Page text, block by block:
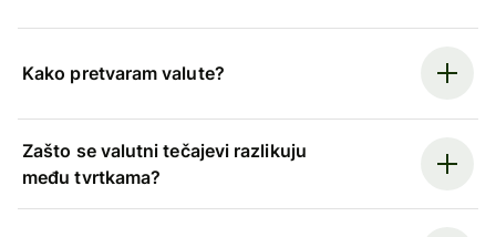
Kako pretvaram valute?
Zašto se valutni tečajevi razlikuju
među tvrtkama?